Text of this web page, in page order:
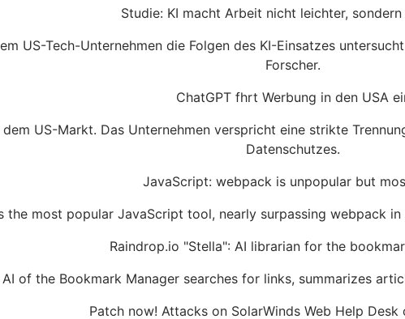
Studie: KI macht Arbeit nicht leichter,
US-Tech-Unternehmen die Folgen des KI-Einsatzes
Forscher.
ChatGPT fhrt Werbung in den USA
US-Markt. Das Unternehmen verspricht eine strikte
Datenschutzes.
JavaScript: webpack is unpopular but
the most popular JavaScript tool, nearly surpassing webpack
Raindrop.io "Stella": AI librarian for the
AI of the Bookmark Manager searches for links, summarizes
Patch now! Attacks on SolarWinds Web Help Desk